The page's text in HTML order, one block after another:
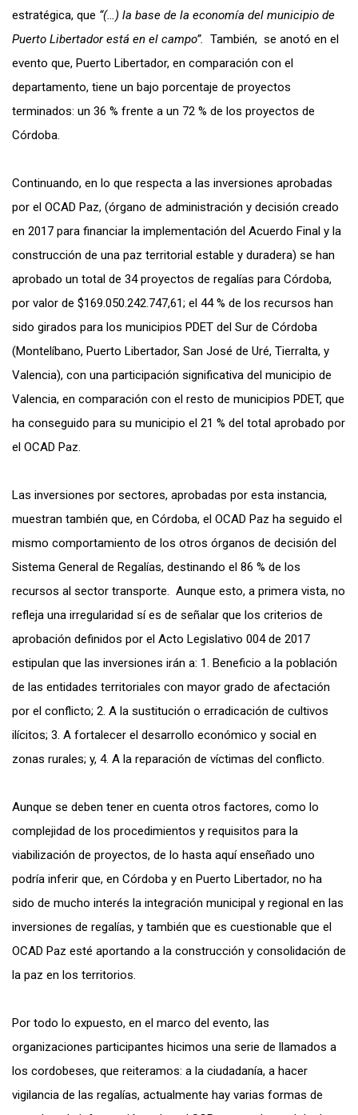
estratégica, que “(…) la base de la economía del municipio de
Puerto Libertador está en el campo”. También, se anotó en el
evento que, Puerto Libertador, en comparación con el
departamento, tiene un bajo porcentaje de proyectos
terminados: un 36 % frente a un 72 % de los proyectos de
Córdoba.
Continuando, en lo que respecta a las inversiones aprobadas
por el OCAD Paz, (órgano de administración y decisión creado
en 2017 para financiar la implementación del Acuerdo Final y la
construcción de una paz territorial estable y duradera) se han
aprobado un total de 34 proyectos de regalías para Córdoba,
por valor de $169.050.242.747,61; el 44 % de los recursos han
sido girados para los municipios PDET del Sur de Córdoba
(Montelíbano, Puerto Libertador, San José de Uré, Tierralta, y
Valencia), con una participación significativa del municipio de
Valencia, en comparación con el resto de municipios PDET, que
ha conseguido para su municipio el 21 % del total aprobado por
el OCAD Paz.
Las inversiones por sectores, aprobadas por esta instancia,
muestran también que, en Córdoba, el OCAD Paz ha seguido el
mismo comportamiento de los otros órganos de decisión del
Sistema General de Regalías, destinando el 86 % de los
recursos al sector transporte. Aunque esto, a primera vista, no
refleja una irregularidad sí es de señalar que los criterios de
aprobación definidos por el Acto Legislativo 004 de 2017
estipulan que las inversiones irán a: 1. Beneficio a la población
de las entidades territoriales con mayor grado de afectación
por el conflicto; 2. A la sustitución o erradicación de cultivos
ilícitos; 3. A fortalecer el desarrollo económico y social en
zonas rurales; y, 4. A la reparación de víctimas del conflicto.
Aunque se deben tener en cuenta otros factores, como lo
complejidad de los procedimientos y requisitos para la
viabilización de proyectos, de lo hasta aquí enseñado uno
podría inferir que, en Córdoba y en Puerto Libertador, no ha
sido de mucho interés la integración municipal y regional en las
inversiones de regalías, y también que es cuestionable que el
OCAD Paz esté aportando a la construcción y consolidación de
la paz en los territorios.
Por todo lo expuesto, en el marco del evento, las
organizaciones participantes hicimos una serie de llamados a
los cordobeses, que reiteramos: a la ciudadanía, a hacer
vigilancia de las regalías, actualmente hay varias formas de